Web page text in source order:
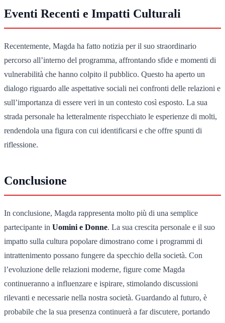
Eventi Recenti e Impatti Culturali
Recentemente, Magda ha fatto notizia per il suo straordinario
percorso all’interno del programma, affrontando sfide e momenti di
vulnerabilità che hanno colpito il pubblico. Questo ha aperto un
dialogo riguardo alle aspettative sociali nei confronti delle relazioni e
sull’importanza di essere veri in un contesto così esposto. La sua
strada personale ha letteralmente rispecchiato le esperienze di molti,
rendendola una figura con cui identificarsi e che offre spunti di
riflessione.
Conclusione
In conclusione, Magda rappresenta molto più di una semplice
partecipante in Uomini e Donne. La sua crescita personale e il suo
impatto sulla cultura popolare dimostrano come i programmi di
intrattenimento possano fungere da specchio della società. Con
l’evoluzione delle relazioni moderne, figure come Magda
continueranno a influenzare e ispirare, stimolando discussioni
rilevanti e necessarie nella nostra società. Guardando al futuro, è
probabile che la sua presenza continuerà a far discutere, portando